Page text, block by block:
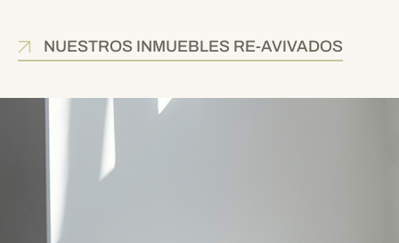
NUESTROS INMUEBLES RE-AVIVADOS